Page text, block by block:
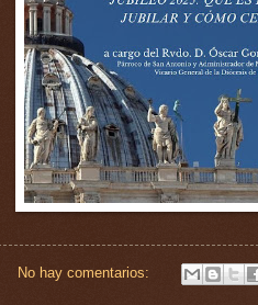
No hay comentarios: